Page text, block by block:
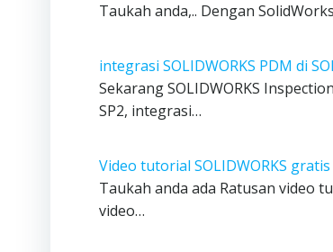
Taukah anda,.. Dengan
integrasi SOLIDWORKS PDM di
Sekarang SOLIDWORKS
SP2, integrasi…
Video tutorial SOLIDWORKS
Taukah anda ada Ratusan video
video…